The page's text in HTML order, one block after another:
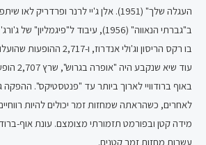
העגלה שלך" (1951). אלן ג'יי לרנר ופרדריק
ב"גברתי הנאווה" (1956), עיבוד
בו רקס הריסון וג'ולי אנדרוז,
עוד שיא
באוף ברודוויי לארוך ביותר עד "פנטסטיקס".
לאחרים, כשהראתה שמחזות זמר יכולים להיות
עשרות מחזות זמר קטנים.